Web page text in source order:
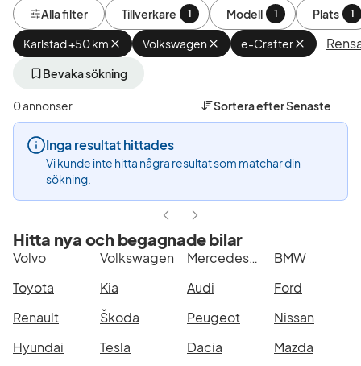
Alla filter Tillverkare 1 Modell 1 Plats 1
Karlstad +50 km Ta
bort
aktivt
(Plats)
Volkswagen Ta
bort
Volkswagen
e-Crafter Ta
bort
e-
Bevaka sökning
0 annonser Sortera efterSenaste
Inga resultat hittades
Vi kunde inte hitta några resultat som matchar din
sökning.
Hitta nya och begagnade bilar
Volvo Volkswagen Mercedes-Benz
BMW
Toyota
Kia Audi
Ford
Renault
Škoda Peugeot
Nissan
Hyundai
Tesla Dacia
Mazda